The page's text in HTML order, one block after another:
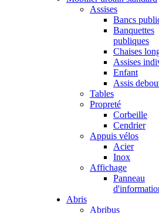
Assises
Bancs
Banquettes
publiques
Chaises
Assises
Enfant
Assis
Tables
Propreté
Corbeille
Cendrier
Appuis vélos
Acier
Inox
Affichage
Panneau
Abris
Abribus